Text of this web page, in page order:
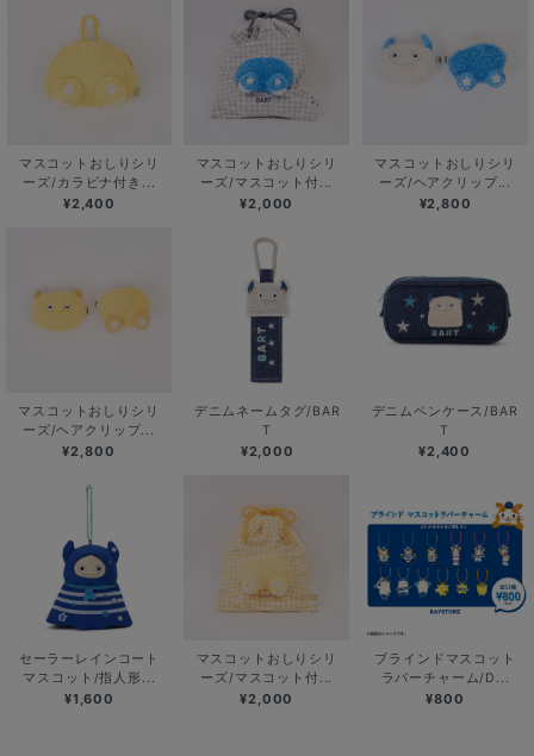
マスコットおしりシリ
ーズ/カラビナ付き...
¥2,400
マスコットおしりシリ
ーズ/マスコット付...
¥2,000
マスコットおしりシリ
ーズ/ヘアクリップ...
¥2,800
マスコットおしりシリ
ーズ/ヘアクリップ...
¥2,800
デニムネームタグ/BAR
T
¥2,000
デニムペンケース/BAR
T
¥2,400
セーラーレインコート
マスコット/指人形...
¥1,600
マスコットおしりシリ
ーズ/マスコット付...
¥2,000
ブラインドマスコット
ラバーチャーム/D...
¥800